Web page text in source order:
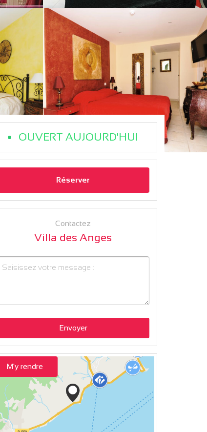
OUVERT AUJOURD'HUI
Réserver
Contactez
Villa des Anges
Envoyer
M'y rendre